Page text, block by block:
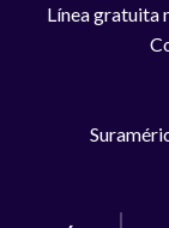
Línea gratuita